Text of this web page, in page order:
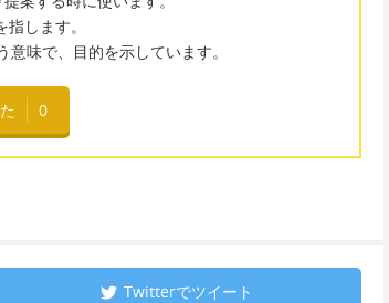
します。
味で、目的を示しています。
0
Twitterでツイート